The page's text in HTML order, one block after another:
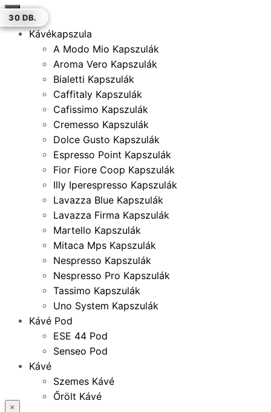
×
Kávékapszula
A Modo Mio Kapszulák
Aroma Vero Kapszulák
Bialetti Kapszulák
Caffitaly Kapszulák
Cafissimo Kapszulák
Cremesso Kapszulák
Dolce Gusto Kapszulák
Espresso Point Kapszulák
Fior Fiore Coop Kapszulák
Illy Iperespresso Kapszulák
Lavazza Blue Kapszulák
Lavazza Firma Kapszulák
Martello Kapszulák
Mitaca Mps Kapszulák
Nespresso Kapszulák
Nespresso Pro Kapszulák
Tassimo Kapszulák
Uno System Kapszulák
Kávé Pod
ESE 44 Pod
Senseo Pod
Kávé
Szemes Kávé
Őrölt Kávé
×
10 DB.
20 DB.
50 DB.
12 DB.
12 DB.
50 DB.
30 DB.